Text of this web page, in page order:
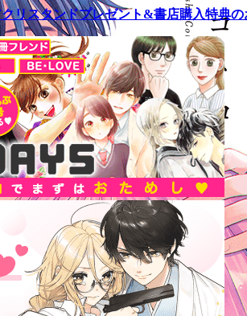
リスタンドプレゼント&書店購入特典